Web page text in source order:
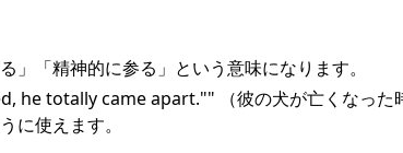
」「精神的に参る」という意味になります。
he totally came apart."" （彼の犬が亡くなった
に使えます。